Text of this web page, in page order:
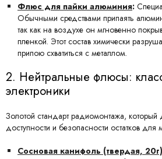
Флюс для пайки алюминия:
Обычными средствами припаять
так как на воздухе он мгновенно
пленкой. Этот состав химически
припою схватиться с металлом.
2. Нейтральные флюсы:
электроники
Золотой стандарт радиомонтажа, который
доступности и безопасности остатков
Сосновая канифоль (твердая, 20г)